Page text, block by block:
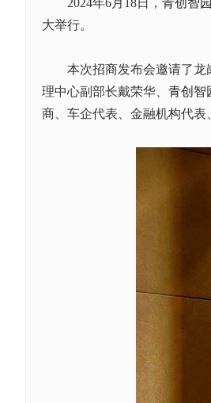
2024年6月18日， 青创智
大举行。
本次招商发布会邀请了龙岗
理中心副部长戴荣华、 青创智
商、车企代表、金融机构代表